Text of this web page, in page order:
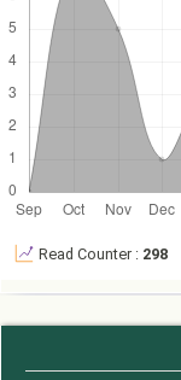
Read Counter : 298